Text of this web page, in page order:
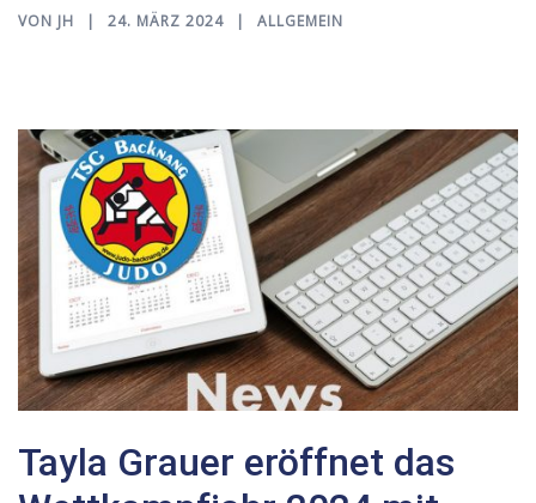
VON JH 24. MÄRZ 2024 ALLGEMEIN
Tayla Grauer eröffnet das